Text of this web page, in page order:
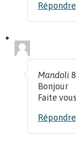
Répondre
Mandoli
Bonjour
Faite
Répondre